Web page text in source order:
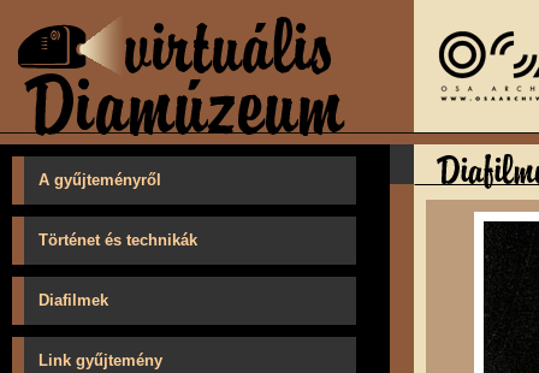
A gyűjteményről
Történet és technikák
Diafilmek
Link gyűjtemény